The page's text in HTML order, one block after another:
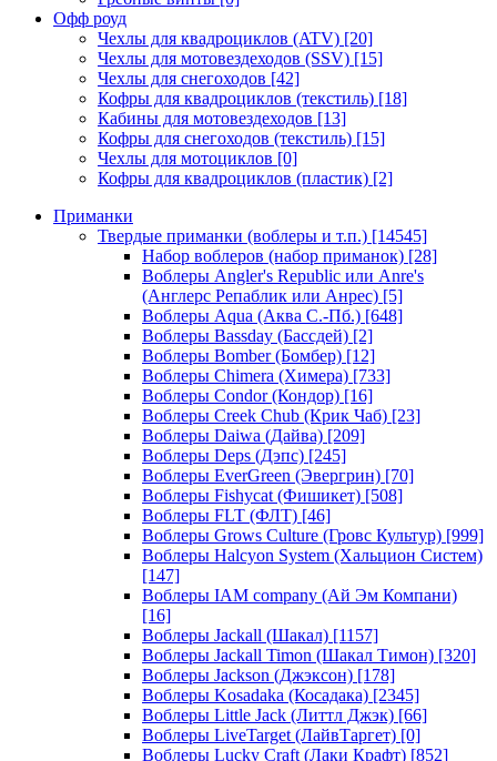
Офф роуд
Чехлы для квадроциклов (ATV) [20]
Чехлы для мотовездеходов (SSV) [15]
Чехлы для снегоходов [42]
Кофры для квадроциклов (текстиль) [18]
Кабины для мотовездеходов [13]
Кофры для снегоходов (текстиль) [15]
Чехлы для мотоциклов [0]
Кофры для квадроциклов (пластик) [2]
Приманки
Твердые приманки (воблеры и т.п.) [14545]
Набор воблеров (набор приманок) [28]
Воблеры Angler's Republic или Anre's
(Англерс Репаблик или Анрес) [5]
Воблеры Aqua (Аква С.-Пб.) [648]
Воблеры Bassday (Бассдей) [2]
Воблеры Bomber (Бомбер) [12]
Воблеры Chimera (Химера) [733]
Воблеры Condor (Кондор) [16]
Воблеры Creek Chub (Крик Чаб) [23]
Воблеры Daiwa (Дайва) [209]
Воблеры Deps (Дэпс) [245]
Воблеры EverGreen (Эвергрин) [70]
Воблеры Fishycat (Фишикет) [508]
Воблеры FLT (ФЛТ) [46]
Воблеры Grows Culture (Гровс Культур) [999]
Воблеры Halcyon System (Хальцион Систем)
[147]
Воблеры IAM company (Ай Эм Компани)
[16]
Воблеры Jackall (Шакал) [1157]
Воблеры Jackall Timon (Шакал Тимон) [320]
Воблеры Jackson (Джэксон) [178]
Воблеры Kosadaka (Косадака) [2345]
Воблеры Little Jack (Литтл Джэк) [66]
Воблеры LiveTarget (ЛайвТаргет) [0]
Воблеры Lucky Craft (Лаки Крафт) [852]